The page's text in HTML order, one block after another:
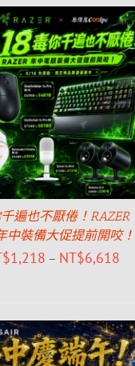
遍也不厭倦！RAZER
中裝備大促提前開咬！
1,218 – NT$6,618